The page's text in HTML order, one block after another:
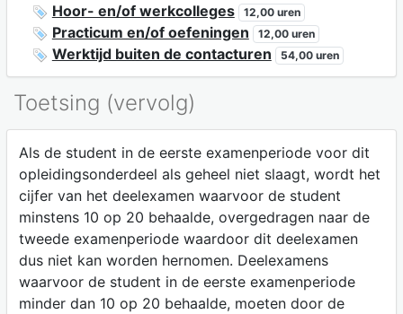
Hoor- en/of werkcolleges
12,00 uren
Practicum en/of oefeningen 12,00 uren
Werktijd buiten de contacturen 54,00 uren
Toetsing (vervolg)
Als de student in de eerste examenperiode voor dit
opleidingsonderdeel als geheel niet slaagt, wordt het
cijfer van het deelexamen waarvoor de student
minstens 10 op 20 behaalde, overgedragen naar de
tweede examenperiode waardoor dit deelexamen
dus niet kan worden hernomen. Deelexamens
waarvoor de student in de eerste examenperiode
minder dan 10 op 20 behaalde, moeten door de